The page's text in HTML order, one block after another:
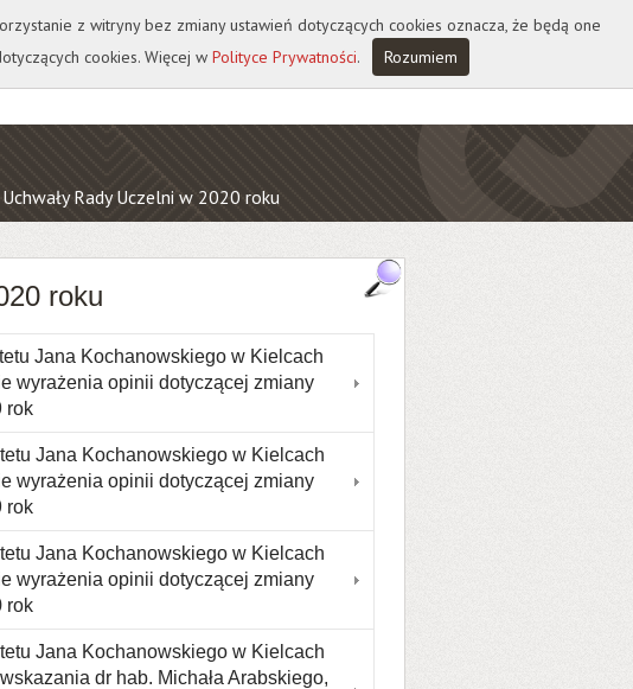
A
Uchwały Rady Uczelni w 2020 roku
roku
Jana Kochanowskiego w Kielcach
wyrażenia opinii dotyczącej zmiany
rok
Jana Kochanowskiego w Kielcach
wyrażenia opinii dotyczącej zmiany
rok
Jana Kochanowskiego w Kielcach
wyrażenia opinii dotyczącej zmiany
rok
Jana Kochanowskiego w Kielcach
dr hab. Michała Arabskiego,
z witryny bez zmiany ustawień dotyczących cookies oznacza, że będą one
cookies. Więcej w Polityce Prywatności. Rozumiem